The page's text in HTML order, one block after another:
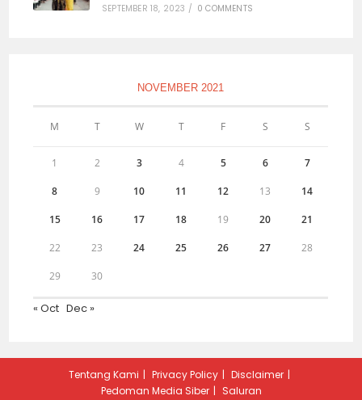
SEPTEMBER 18, 2023 / 0 COMMENTS
NOVEMBER 2021
M T W T F S S
1 2 3 4 5 6 7
8 9 10 11 12 13 14
15 16 17 18 19 20 21
22 23 24 25 26 27 28
29 30
« Oct Dec »
Tentang Kami Privacy Policy
Disclaimer
Pedoman Media Siber
Saluran